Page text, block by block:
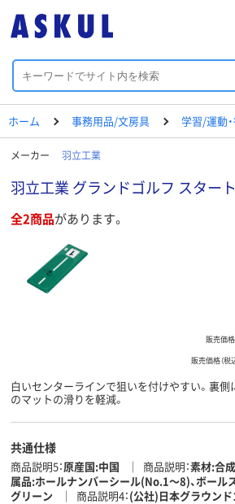
ホーム 事務用品/文房具 学習/運動
メーカー 羽立工業
羽立工業 グランドゴルフ スター
全2商品があります。
販売価格
販売価格（税
白いセンターラインで狙いを付けやすい。裏側
のマットの滑りを軽減。
共通仕様
商品説明5 原産国:中国 商品説明 素材:合
属品:ホールナンバーシール(No.1～8)、ボール
グリーン
商品説明4 (公社)日本グラウン